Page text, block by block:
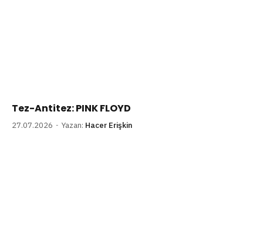
Tez-Antitez: PINK FLOYD
27.07.2026 Yazan: Hacer Erişkin